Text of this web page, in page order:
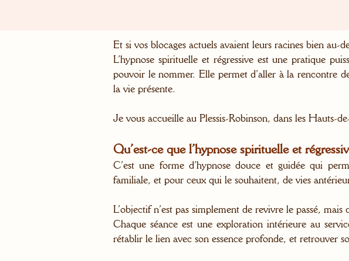
Et si vos blocages actuels avaient leurs racines bien au-
L’hypnose spirituelle et régressive est une pratique
pouvoir le nommer. Elle permet d’aller à la rencontre
la vie présente.
Je vous accueille au Plessis-Robinson, dans les Hauts-
Qu’est-ce que l’hypnose spirituelle et
C’est une forme d’hypnose douce et guidée qui
familiale, et pour ceux qui le souhaitent, de vies
L’objectif n’est pas simplement de revivre le passé,
Chaque séance est une exploration intérieure au
rétablir le lien avec son essence profonde, et retrouver